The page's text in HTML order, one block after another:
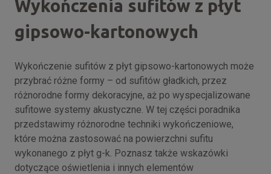
Wykończenia sufitów z płyt
gipsowo-kartonowych
Wykończenie sufitów z płyt gipsowo-kartonowych może
przybrać różne formy – od sufitów gładkich, przez
różnorodne formy dekoracyjne, aż po wyspecjalizowane
sufitowe systemy akustyczne. W tej części poradnika
przedstawimy różnorodne techniki wykończeniowe,
które można zastosować na powierzchni sufitu
wykonanego z płyt g-k. Poznasz także wskazówki
dotyczące oświetlenia i innych elementów